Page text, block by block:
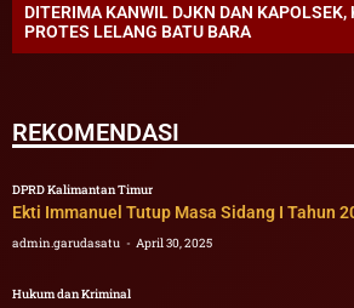
DITERIMA KANWIL DJKN DAN KAPOLSEK,
PROTES LELANG BATU BARA
REKOMENDASI
DPRD Kalimantan Timur
Ekti Immanuel Tutup Masa Sidang I Tahun
admin.garudasatu April 30, 2025
Hukum dan Kriminal